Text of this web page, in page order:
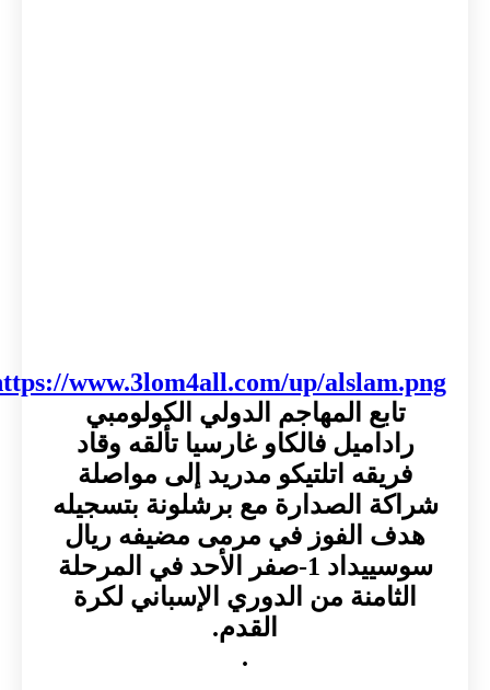
https://www.3lom4all.com/up/alslam.png
تابع المهاجم الدولي الكولومبي
راداميل فالكاو غارسيا تألقه وقاد
فريقه اتلتيكو مدريد إلى مواصلة
شراكة الصدارة مع برشلونة بتسجيله
هدف الفوز في مرمى مضيفه ريال
سوسييداد 1-صفر الأحد في المرحلة
الثامنة من الدوري الإسباني لكرة
القدم.